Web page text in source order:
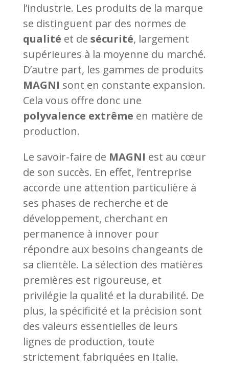
l’industrie. Les produits de la marque
se distinguent par des normes de
qualité et de sécurité, largement
supérieures à la moyenne du marché.
D’autre part, les gammes de produits
MAGNI sont en constante expansion.
Cela vous offre donc une
polyvalence extrême en matière de
production.
Le savoir-faire de MAGNI est au cœur
de son succès. En effet, l’entreprise
accorde une attention particulière à
ses phases de recherche et de
développement, cherchant en
permanence à innover pour
répondre aux besoins changeants de
sa clientèle. La sélection des matières
premières est rigoureuse, et
privilégie la qualité et la durabilité. De
plus, la spécificité et la précision sont
des valeurs essentielles de leurs
lignes de production, toute
strictement fabriquées en Italie.